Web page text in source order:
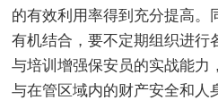
的有效利用率得到充分提高。
有机结合，要不定期组织进行
与培训增强保安员的实战能力
与在管区域内的财产安全和人